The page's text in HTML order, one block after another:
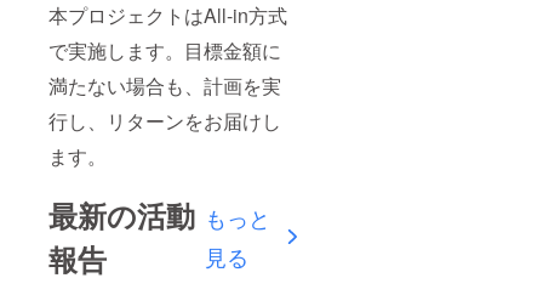
本プロジェクトはAll-in方式
で実施します。目標金額に
満たない場合も、計画を実
行し、リターンをお届けし
ます。
最新の活動
報告
もっと
見る